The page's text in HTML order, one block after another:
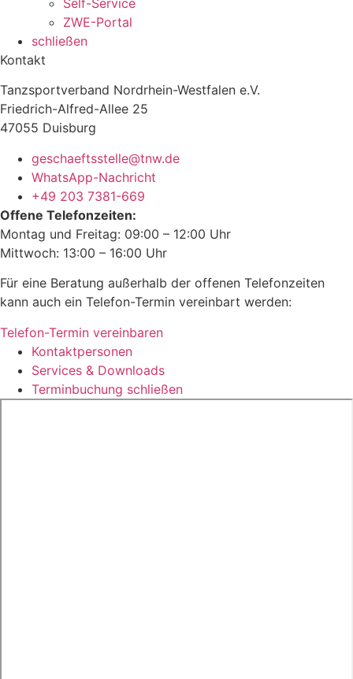
Self-Service
ZWE-Portal
schließen
Kontakt
Tanzsportverband Nordrhein-Westfalen e.V.
Friedrich-Alfred-Allee 25
47055 Duisburg
geschaeftsstelle@tnw.de
WhatsApp-Nachricht
+49 203 7381-669
Offene Telefonzeiten:
Montag und Freitag: 09:00 – 12:00 Uhr
Mittwoch: 13:00 – 16:00 Uhr
Für eine Beratung außerhalb der offenen Telefonzeiten
kann auch ein Telefon-Termin vereinbart werden:
Telefon-Termin vereinbaren
Kontaktpersonen
Services & Downloads
Terminbuchung schließen